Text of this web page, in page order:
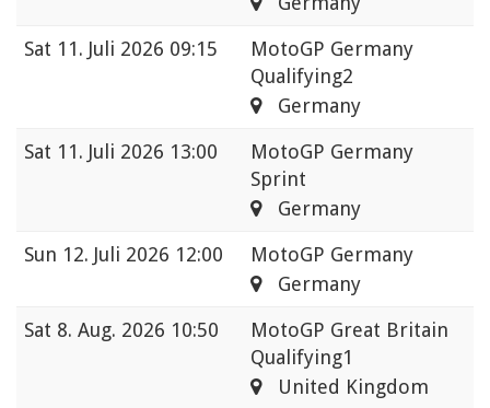
Sat 11. Juli 2026 09:15
MotoGP Germany
Qualifying2
Germany
Sat 11. Juli 2026 13:00
MotoGP Germany
Sprint
Germany
Sun 12. Juli 2026 12:00
MotoGP Germany
Germany
Sat 8. Aug. 2026 10:50
MotoGP Great Britain
Qualifying1
United Kingdom